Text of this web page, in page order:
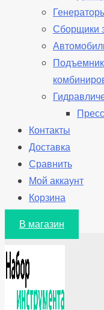
Сборщики
Контакты
Доставка
Сравнить
Мой аккаунт
Корзина
В магазин